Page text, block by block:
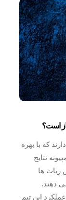
است؟
که با بهره
نتایج
ربات ها
دهند.
این تیم